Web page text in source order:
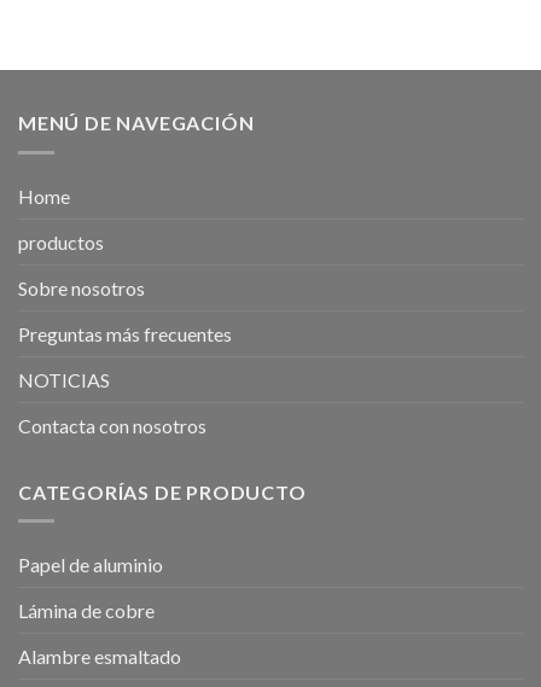
MENÚ DE NAVEGACIÓN
Home
productos
Sobre nosotros
Preguntas más frecuentes
NOTICIAS
Contacta con nosotros
CATEGORÍAS DE PRODUCTO
Papel de aluminio
Lámina de cobre
Alambre esmaltado